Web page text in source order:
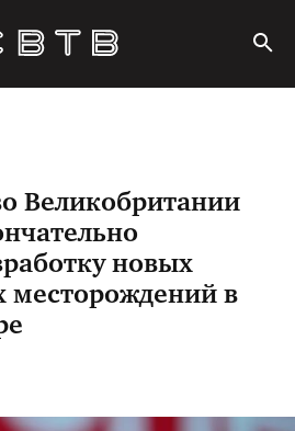
Великобритании
новых
месторождений в